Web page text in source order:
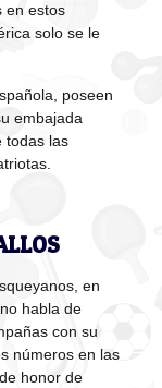
en estos
solo se le
poseen
embajada
todas las
en
habla de
con su
números en las
honor de